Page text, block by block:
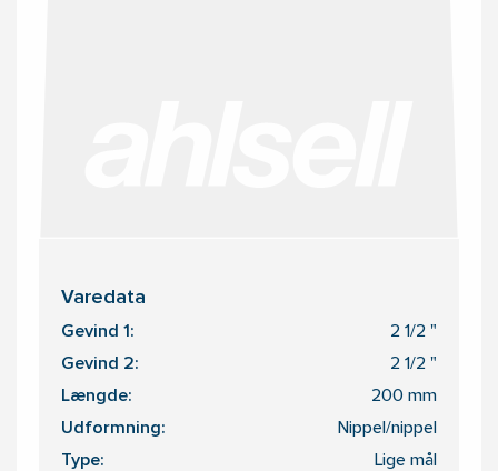
Varedata
Gevind 1: 2 1/2 "
Gevind 2: 2 1/2 "
Længde: 200 mm
Udformning: Nippel/nippel
Type: Lige mål